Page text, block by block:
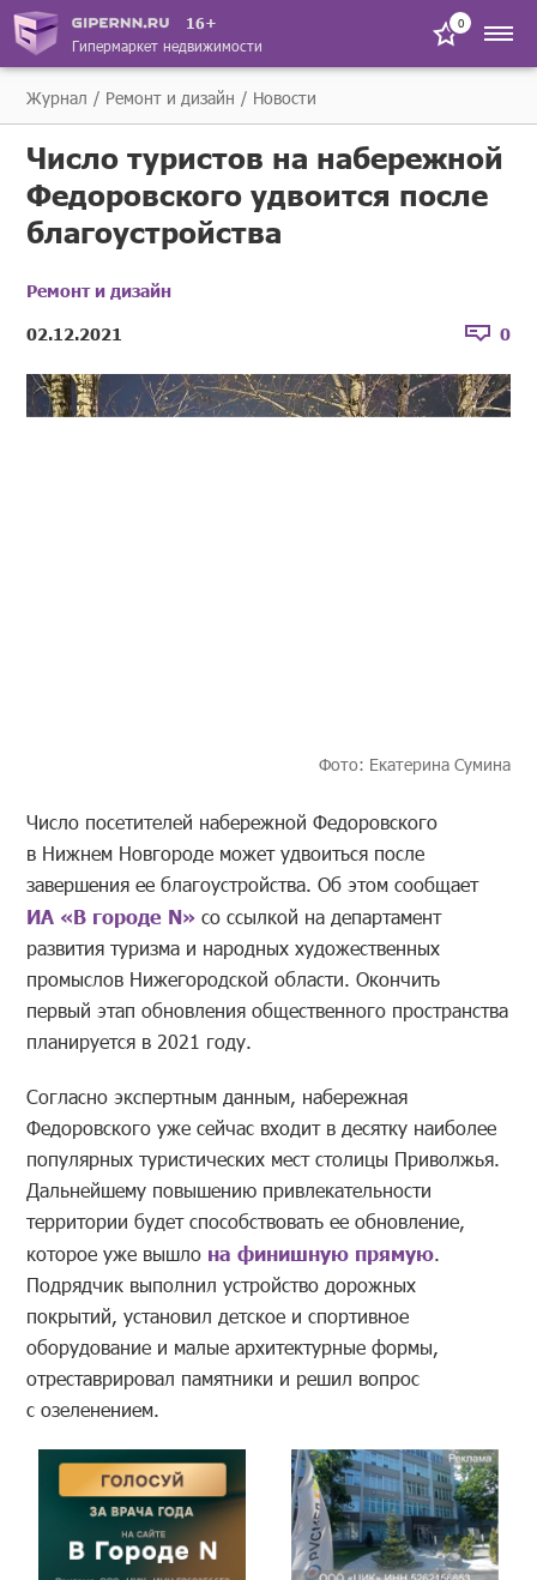
16+
Гипермаркет недвижимости
0
Журнал Ремонт и дизайн Новости
Число туристов на набережной
Федоровского удвоится после
благоустройства
Ремонт и дизайн
02.12.2021
0
Фото: Екатерина Сумина
Число посетителей набережной Федоровского
в Нижнем Новгороде может удвоиться после
завершения ее благоустройства. Об этом сообщает
ИА «В городе N» со ссылкой на департамент
развития туризма и народных художественных
промыслов Нижегородской области. Окончить
первый этап обновления общественного пространства
планируется в 2021 году.
Согласно экспертным данным, набережная
Федоровского уже сейчас входит в десятку наиболее
популярных туристических мест столицы Приволжья.
Дальнейшему повышению привлекательности
территории будет способствовать ее обновление,
которое уже вышло на финишную прямую.
Подрядчик выполнил устройство дорожных
покрытий, установил детское и спортивное
оборудование и малые архитектурные формы,
отреставрировал памятники и решил вопрос
с озеленением.